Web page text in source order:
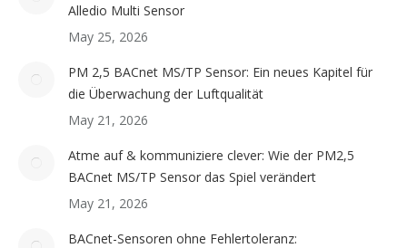
Alledio Multi Sensor
May 25, 2026
PM 2,5 BACnet MS/TP Sensor: Ein neues Kapitel für
die Überwachung der Luftqualität
May 21, 2026
Atme auf & kommuniziere clever: Wie der PM2,5
BACnet MS/TP Sensor das Spiel verändert
May 21, 2026
BACnet-Sensoren ohne Fehlertoleranz: